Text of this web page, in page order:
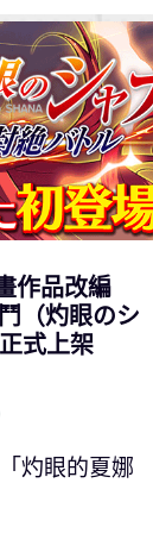
作品改編
（灼眼のシ
式上架
灼眼的夏娜